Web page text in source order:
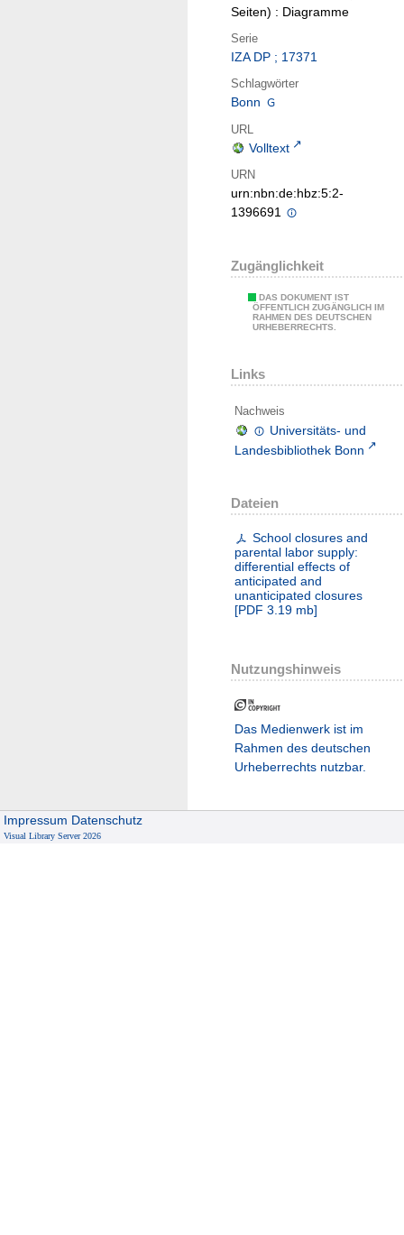
Seiten) : Diagramme
Serie
IZA DP ; 17371
Schlagwörter
Bonn
URL
Volltext
URN
urn:nbn:de:hbz:5:2-
1396691
Zugänglichkeit
DAS DOKUMENT IST
ÖFFENTLICH ZUGÄNGLICH IM
RAHMEN DES DEUTSCHEN
URHEBERRECHTS.
Links
Nachweis
Universitäts- und
Landesbibliothek Bonn
Dateien
School closures and
parental labor supply:
differential effects of
anticipated and
unanticipated closures
[PDF 3.19 mb]
Nutzungshinweis
Das Medienwerk ist im
Rahmen des deutschen
Urheberrechts nutzbar.
Impressum Datenschutz
Visual Library Server 2026